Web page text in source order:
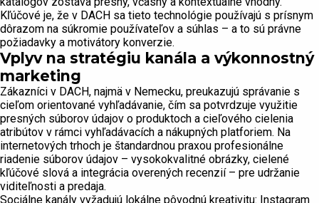
Kľúčové je, že v DACH sa tieto technológie používajú s prísnym
dôrazom na súkromie používateľov a súhlas – a to sú právne
požiadavky a motivátory konverzie.
Vplyv na stratégiu kanála a výkonnostný
marketing
Zákazníci v DACH, najmä v Nemecku, preukazujú správanie s
cieľom orientované vyhľadávanie, čím sa potvrdzuje využitie
presných súborov údajov o produktoch a cieľového cielenia
atribútov v rámci vyhľadávacích a nákupných platforiem. Na
internetových trhoch je štandardnou praxou profesionálne
riadenie súborov údajov – vysokokvalitné obrázky, cielené
kľúčové slová a integrácia overených recenzií – pre udržanie
viditeľnosti a predaja.
Sociálne kanály vyžadujú lokálne pôvodnú kreativitu: Instagram